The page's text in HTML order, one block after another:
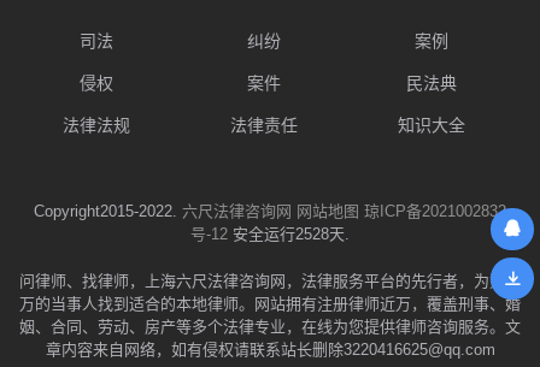
司法 纠纷 案例
侵权 案件 民法典
法律法规 法律责任 知识大全
Copyright2015-2022. 六尺法律咨询网 网站地图 琼ICP备2021002832
号-12 安全运行2528天.
问律师、找律师，上海六尺法律咨询网，法律服务平台的先行者，为数千
万的当事人找到适合的本地律师。网站拥有注册律师近万，覆盖刑事、婚
姻、合同、劳动、房产等多个法律专业，在线为您提供律师咨询服务。文
章内容来自网络，如有侵权请联系站长删除3220416625@qq.com